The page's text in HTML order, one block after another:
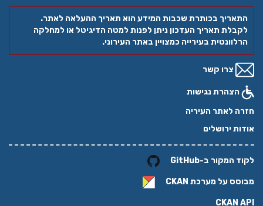
התאריך בכותרת שכבות המידע הוא תאריך ההעלאה לאתר.
לקבלת תאריך העדכון ניתן לפנות למטה הדיגיטל או למחלקה
הרלוונטית בעירייה כמצויין באתר העירוני.
צרו קשר
הצהרת נגישות
חזרה לאתר העיריה
אודות ירושלים
לקוד המקור ב-GitHub
מבוסס על מערכת CKAN
CKAN API